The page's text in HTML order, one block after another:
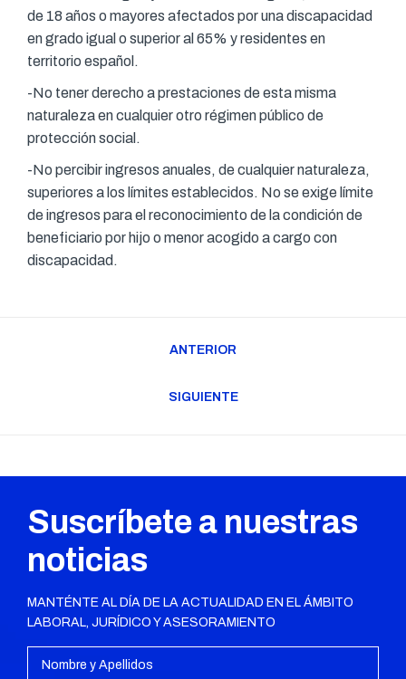
de 18 años o mayores afectados por una discapacidad
en grado igual o superior al 65% y residentes en
territorio español.
-No tener derecho a prestaciones de esta misma
naturaleza en cualquier otro régimen público de
protección social.
-No percibir ingresos anuales, de cualquier naturaleza,
superiores a los límites establecidos. No se exige límite
de ingresos para el reconocimiento de la condición de
beneficiario por hijo o menor acogido a cargo con
discapacidad.
ANTERIOR
SIGUIENTE
Suscríbete a nuestras
noticias
MANTÉNTE AL DÍA DE LA ACTUALIDAD EN EL ÁMBITO
LABORAL, JURÍDICO Y ASESORAMIENTO